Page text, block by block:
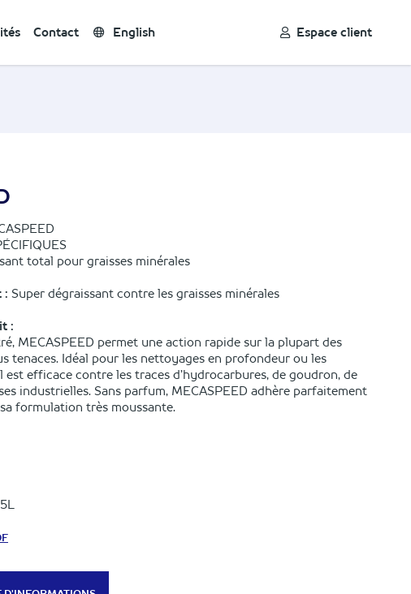
Contact English Espace client
total pour graisses minérales
: Super dégraissant contre les graisses minérales
:
MECASPEED permet une action rapide sur la plupart des
tenaces. Idéal pour les nettoyages en profondeur ou les
est efficace contre les traces d’hydrocarbures, de goudron, de
industrielles. Sans parfum, MECASPEED adhère parfaitement
formulation très moussante.